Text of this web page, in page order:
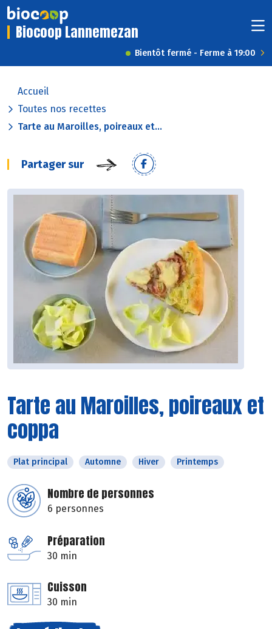
Biocoop Lannemezan
Bientôt fermé - Ferme à 19:00
Accueil
Toutes nos recettes
Tarte au Maroilles, poireaux et...
Partager sur
Tarte au Maroilles, poireaux et
coppa
Plat principal Automne Hiver Printemps
Nombre de personnes
6 personnes
Préparation
30 min
Cuisson
30 min